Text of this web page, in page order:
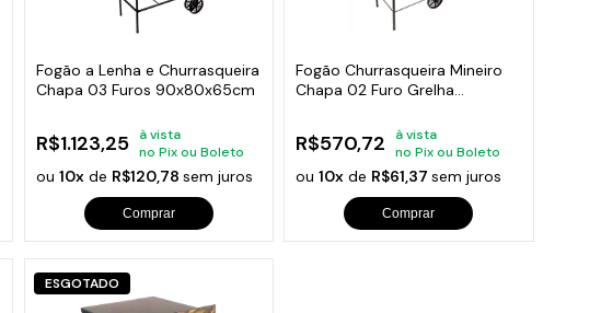
Acessorios para Piscinas
Ver Tudo
Fogão a Lenha e Churrasqueira
Chapa 03 Furos 90x80x65cm
R$1.123,25
à vista
no Pix ou Boleto
ou 10xde R$120,78 sem juros
Comprar
Fogão Churrasqueira Mineiro
Chapa 02 Furo Grelha
R$570,72
à vista
no Pix ou Boleto
ou10x de R$61,37sem juros
Comprar
ESGOTADO